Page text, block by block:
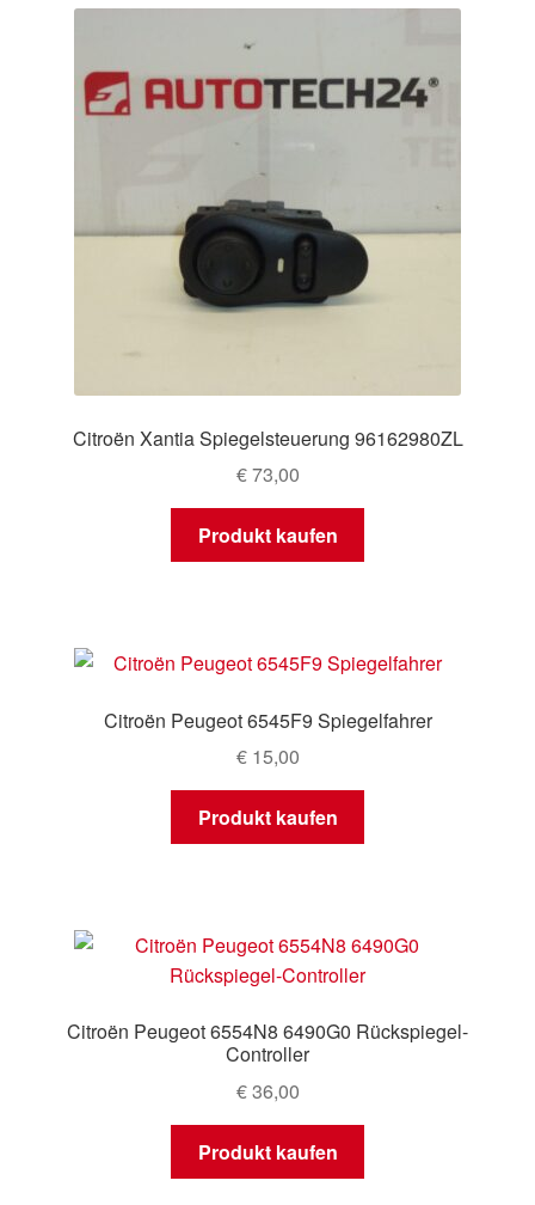
Citroën Xantia Spiegelsteuerung 96162980ZL
€73,00
Produkt kaufen
Citroën Peugeot 6545F9 Spiegelfahrer
€15,00
Produkt kaufen
Citroën Peugeot 6554N8 6490G0 Rückspiegel-
Controller
€36,00
Produkt kaufen